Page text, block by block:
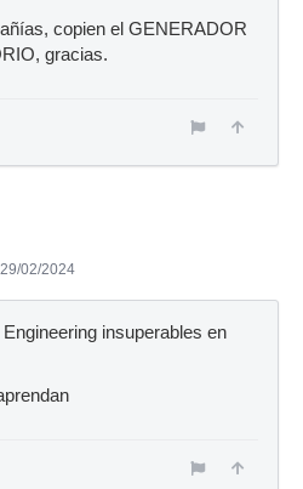
copien el GENERADOR
gracias.
02/2024
insuperables en